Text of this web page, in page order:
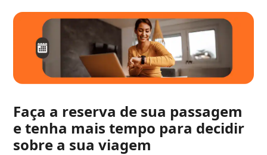
Faça a reserva de sua passagem
e tenha mais tempo para decidir
sobre a sua viagem